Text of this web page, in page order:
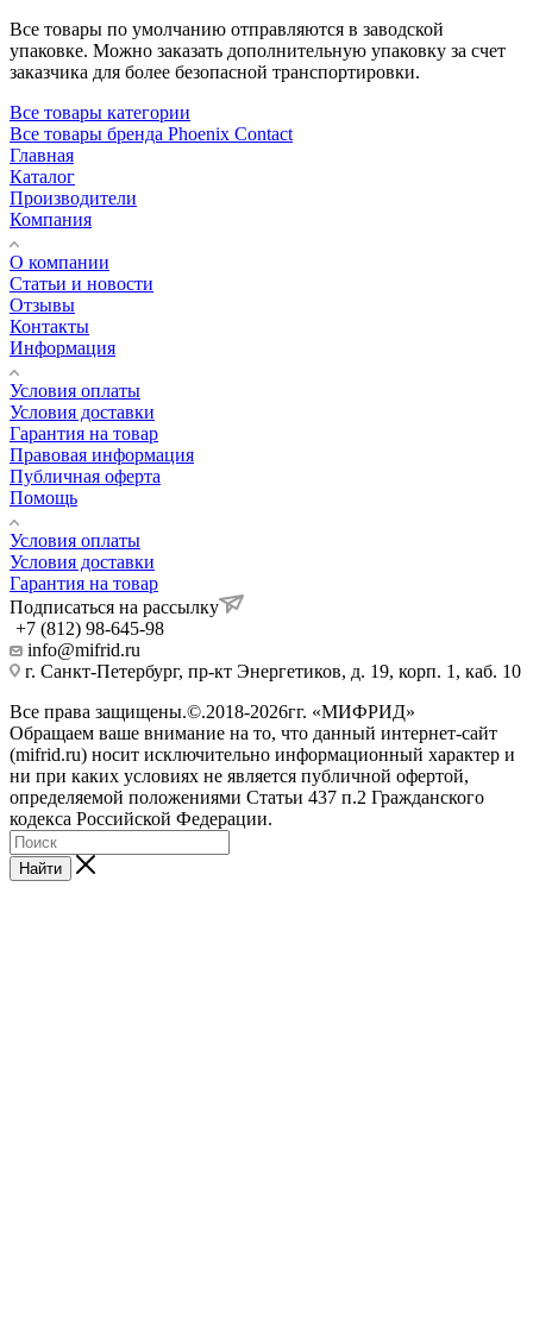
Все товары по умолчанию отправляются в заводской
упаковке. Можно заказать дополнительную упаковку за счет
заказчика для более безопасной транспортировки.
Все товары категории
Все товары бренда Phoenix Contact
Главная
Каталог
Производители
Компания
О компании
Статьи и новости
Отзывы
Контакты
Информация
Условия оплаты
Условия доставки
Гарантия на товар
Правовая информация
Публичная оферта
Помощь
Условия оплаты
Условия доставки
Гарантия на товар
Подписаться на рассылку
+7 (812) 98-645-98
info@mifrid.ru
г. Санкт-Петербург, пр-кт Энергетиков, д. 19, корп. 1, каб. 10
Все права защищены.©.2018-2026гг. «МИФРИД»
Обращаем ваше внимание на то, что данный интернет-сайт
(mifrid.ru) носит исключительно информационный характер и
ни при каких условиях не является публичной офертой,
определяемой положениями Статьи 437 п.2 Гражданского
кодекса Российской Федерации.
Найти